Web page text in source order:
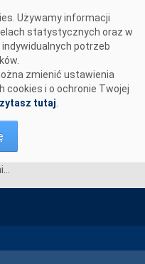
Używamy informacji
statystycznych oraz w
potrzeb
zmienić ustawienia
cookies i o ochronie Twojej
tutaj
Komunikat dotyczący wprowadzenia stopni zasilania z dnia 17 sierpnia 2015 r. z godz. 7:55